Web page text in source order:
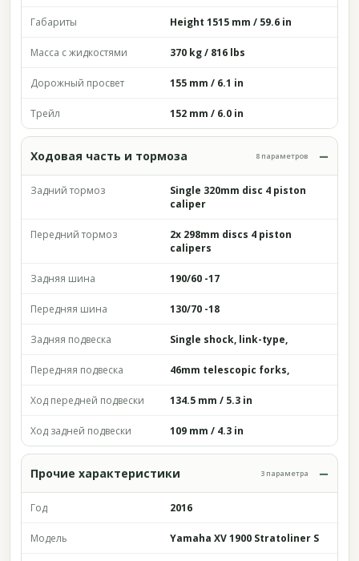
Габариты Height 1515 mm / 59.6 in
Масса с жидкостями 370 kg / 816 lbs
Дорожный просвет 155 mm / 6.1 in
Трейл 152 mm / 6.0 in
Ходовая часть и тормоза 8 параметров
Задний тормоз
Single 320mm disc 4 piston
caliper
Передний тормоз
2x 298mm discs 4 piston
calipers
Задняя шина 190/60 -17
Передняя шина 130/70 -18
Задняя подвеска Single shock, link-type,
Передняя подвеска 46mm telescopic forks,
Ход передней подвески 134.5 mm / 5.3 in
Ход задней подвески 109 mm / 4.3 in
Прочие характеристики 3 параметра
Год 2016
Модель Yamaha XV 1900 Stratoliner S